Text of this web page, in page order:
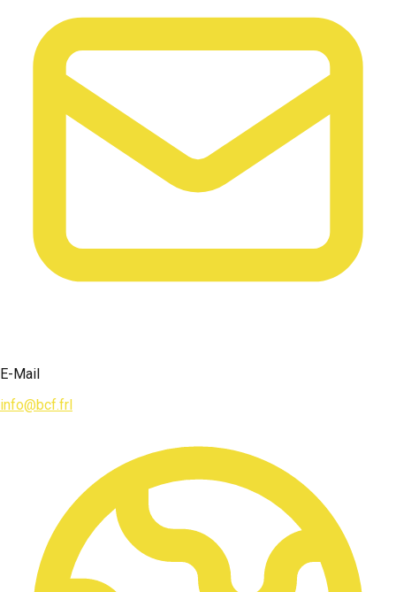
E-Mail
info@bcf.frl